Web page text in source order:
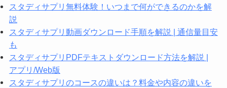
スタディサプリ無料体験！いつまで何ができるのかを解
説
スタディサプリ動画ダウンロード手順を解説 | 通信量目安
も
スタディサプリPDFテキストダウンロード方法を解説 |
アプリ/Web版
スタディサプリのコースの違いは？料金や内容の違いを